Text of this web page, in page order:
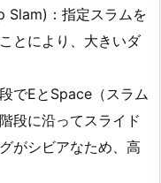
Slam)：指定スラムを
とにより、大きいダ
でEとSpace（スラム
段に沿ってスライド
がシビアなため、高